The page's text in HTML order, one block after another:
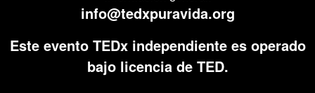
info@tedxpuravida.org
Este evento TEDx independiente es operado
bajo licencia de TED.